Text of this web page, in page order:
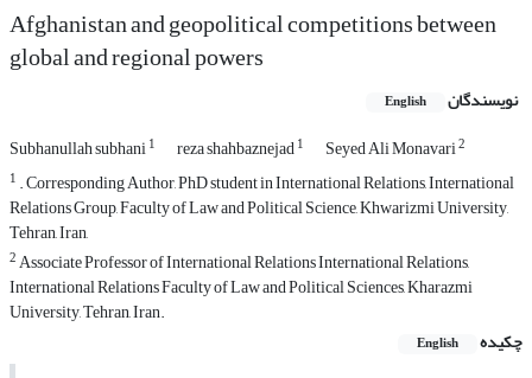
Afghanistan and geopolitical competitions between
global and regional powers
نویسندگان English
Subhanullah subhani1 reza shahbaznejad1 Seyed Ali Monavari2
1 . Corresponding Author, PhD student in International Relations, International
Relations Group, Faculty of Law and Political Science, Khwarizmi University,
Tehran, Iran,
2Associate Professor of International Relations International Relations,
International Relations Faculty of Law and Political Sciences, Kharazmi
University, Tehran, Iran.
چکیده
English